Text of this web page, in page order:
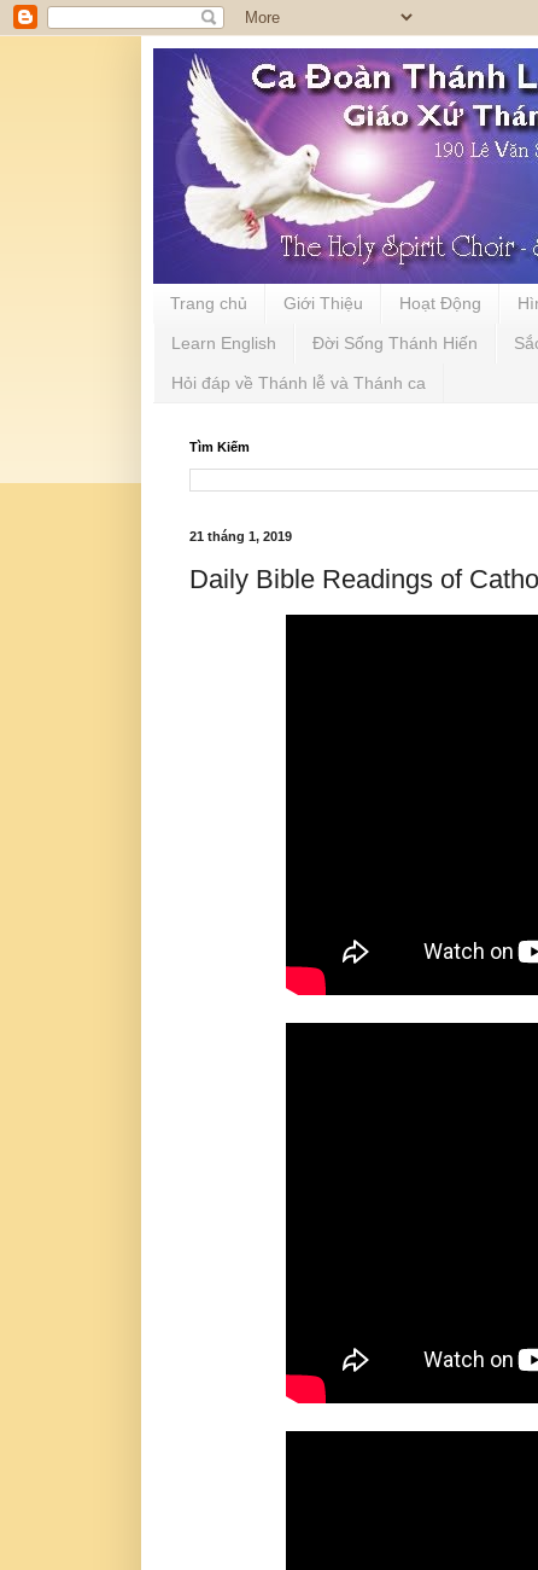
Trang chủ Giới Thiệu Hoạt Động
Learn English Đời Sống Thánh Hiến
Hỏi đáp về Thánh lễ và Thánh ca
Tìm Kiếm
21 tháng 1, 2019
Daily Bible Readings of